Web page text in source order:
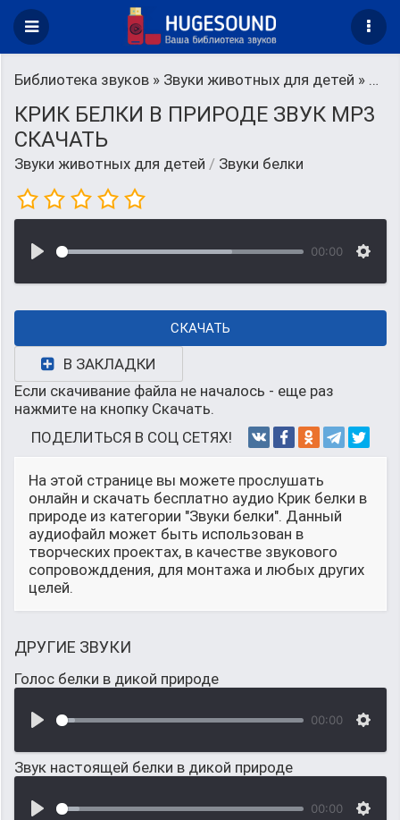
Библиотека звуков » Звуки животных для детей » Звуки белки
КРИК БЕЛКИ В ПРИРОДЕ ЗВУК MP3
СКАЧАТЬ
Звуки животных для детей / Звуки белки
00:00
СКАЧАТЬ
В ЗАКЛАДКИ
Если скачивание файла не началось - еще раз
нажмите на кнопку Скачать.
ПОДЕЛИТЬСЯ В СОЦ СЕТЯХ!
На этой странице вы можете прослушать
онлайн и скачать бесплатно аудио Крик белки в
природе из категории "Звуки белки". Данный
аудиофайл может быть использован в
творческих проектах, в качестве звукового
сопровожддения, для монтажа и любых других
целей.
ДРУГИЕ ЗВУКИ
Голос белки в дикой природе
00:00
Звук настоящей белки в дикой природе
00:00